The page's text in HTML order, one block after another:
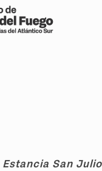
Estancia San Julio